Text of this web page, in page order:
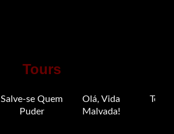
Tours
Salve-se Quem
Puder
Olá, Vida
Malvada!
Tour